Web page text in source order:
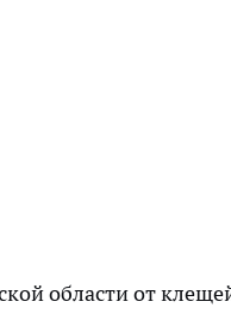
области от